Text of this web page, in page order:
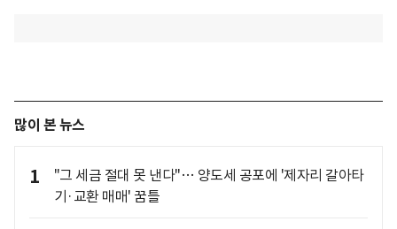
많이 본 뉴스
1
"그 세금 절대 못 낸다"… 양도세 공포에 '제자리 갈아타
기·교환 매매' 꿈틀